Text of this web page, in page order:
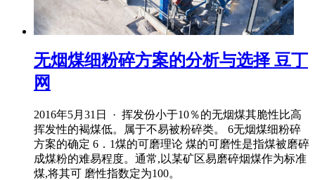
无烟煤细粉碎方案的分析与选择 豆丁
网
2016年5月31日 · 挥发份小于10％的无烟煤其脆性比高
挥发性的褐煤低。属于不易被粉碎类。 6无烟煤细粉碎
方案的确定 6．1煤的可磨理论 煤的可磨性是指煤被磨碎
成煤粉的难易程度。通常,以某矿区易磨碎烟煤作为标准
煤,将其可 磨性指数定为100。